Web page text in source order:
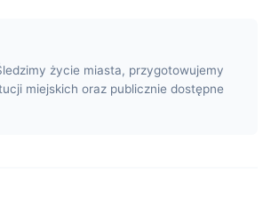
życie miasta, przygotowujemy
miejskich oraz publicznie dostępne